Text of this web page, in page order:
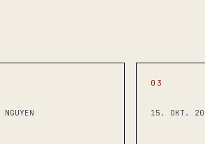
NGUYEN
03
15. OKT.